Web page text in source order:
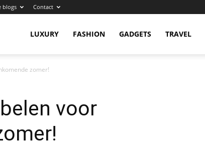
blogs Contact
ChiquenessLUXURY FASHION GADGETS TRAVEL
zomer!
voor